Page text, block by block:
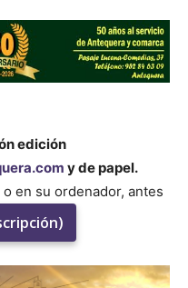
edición
y de papel.
en su ordenador, antes